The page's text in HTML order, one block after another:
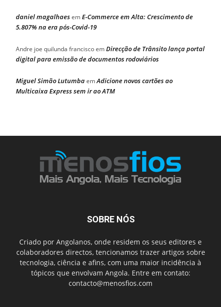
daniel magalhaesemE-Commerce em Alta: Crescimento de
5.807% na era pós-Covid-19
Andre joe quilunda franciscoemDirecção de Trânsito lança portal
digital para emissão de documentos rodoviários
Miguel Simão LutumbaemAdicione novos cartões ao
Multicaixa Express sem ir ao ATM
SOBRE NÓS
Criado por Angolanos, onde residem os seus editores e
colaboradores directos, tencionamos trazer artigos sobre
tecnologia, ciência e afins, com uma maior incidência à
tópicos que envolvam Angola. Entre em contato:
contacto@menosfios.com